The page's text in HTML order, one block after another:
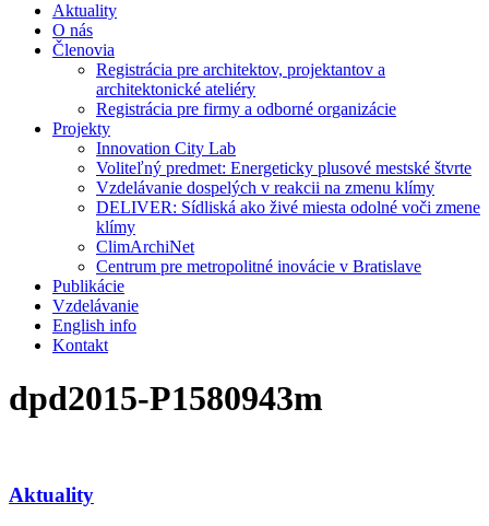
Aktuality
O nás
Členovia
Registrácia pre architektov, projektantov a
architektonické ateliéry
Registrácia pre firmy a odborné organizácie
Projekty
Innovation City Lab
Voliteľný predmet: Energeticky plusové mestské štvrte
Vzdelávanie dospelých v reakcii na zmenu klímy
DELIVER: Sídliská ako živé miesta odolné voči zmene
klímy
ClimArchiNet
Centrum pre metropolitné inovácie v Bratislave
Publikácie
Vzdelávanie
English info
Kontakt
dpd2015-P1580943m
Aktuality